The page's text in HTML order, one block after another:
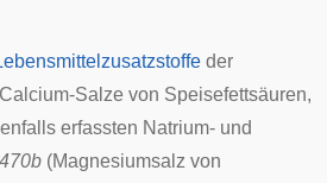
der
Salze von Speisefettsäuren,
erfassten Natrium- und
(Magnesiumsalz von